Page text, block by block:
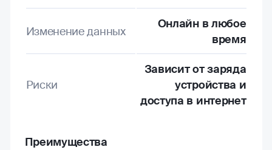
Изменение данных
Онлайн в любое
время
Риски
Зависит от заряда
устройства и
доступа в интернет
Преимущества